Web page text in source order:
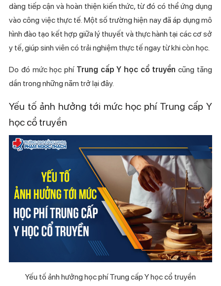
dàng tiếp cận và hoàn thiện kiến thức, từ đó có thể ứng dụng
vào công việc thực tế. Một số trường hiện nay đã áp dụng mô
hình đào tạo kết hợp giữa lý thuyết và thực hành tại các cơ sở
y tế, giúp sinh viên có trải nghiệm thực tế ngay từ khi còn học.
Do đó mức học phí Trung cấp Y học cổ truyền cũng tăng
dần trong những năm trở lại đây.
Yếu tố ảnh hưởng tới mức học phí Trung cấp Y
học cổ truyền
Yếu tố ảnh hưởng học phí Trung cấp Y học cổ truyền